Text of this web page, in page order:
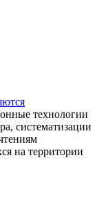
технологии
систематизации
на территории